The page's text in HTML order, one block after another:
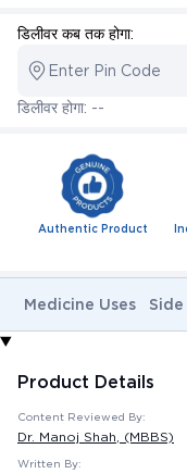
डिलीवर कब तक होगा:
Enter Pin Code
डिलीवर होगा: --
Authentic Product
Medicine Uses
Product Details
Content Reviewed By:
Dr. Manoj Shah , (MBBS)
Written By: